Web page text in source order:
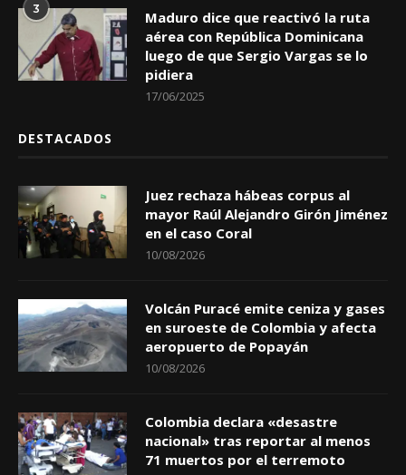
3
Maduro dice que reactivó la ruta
aérea con República Dominicana
luego de que Sergio Vargas se lo
pidiera
17/06/2025
DESTACADOS
Juez rechaza hábeas corpus al
mayor Raúl Alejandro Girón Jiménez
en el caso Coral
10/08/2026
Volcán Puracé emite ceniza y gases
en suroeste de Colombia y afecta
aeropuerto de Popayán
10/08/2026
Colombia declara «desastre
nacional» tras reportar al menos
71 muertos por el terremoto